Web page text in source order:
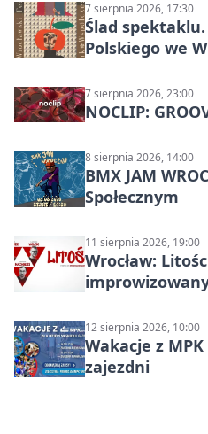
7 sierpnia 2026, 17:30
Ślad
Polskiego we
7 sierpnia 2026, 23:00
NOCLIP:
8 sierpnia 2026, 14:00
BMX JAM
Społecznym
11 sierpnia 2026, 19:00
Wrocław:
12 sierpnia 2026, 10:00
Wakacje z
zajezdni